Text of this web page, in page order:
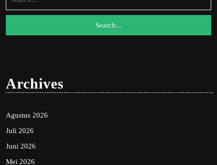
for:
Archives
Agustus 2026
Juli 2026
Juni 2026
Mei 2026